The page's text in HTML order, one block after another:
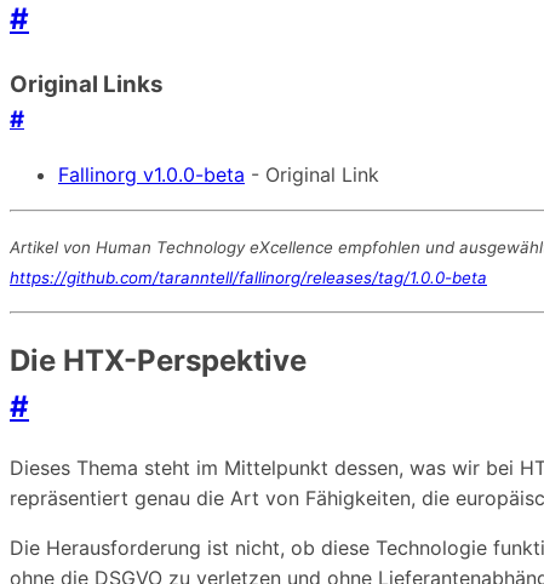
#
Original Links
#
Fallinorg v1.0.0-beta - Original Link
Artikel von Human Technology eXcellence empfohlen und
https://github.com/taranntell/fallinorg/releases/tag/1.0.0-beta
Die HTX-Perspektive
#
Dieses Thema steht im Mittelpunkt dessen, was wir bei
repräsentiert genau die Art von Fähigkeiten, die
Die Herausforderung ist nicht, ob diese Technologie
ohne die DSGVO zu verletzen und ohne